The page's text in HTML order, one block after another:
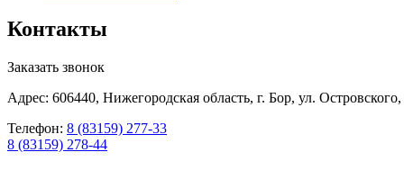
Контакты
Заказать звонок
Адрес: 606440, Нижегородская область, г. Бор, ул.
Телефон: 8 (83159) 277-33
8 (83159) 278-44